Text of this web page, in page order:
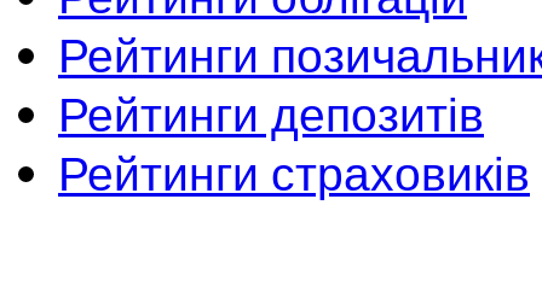
Рейтинги
Рейтинги депозитів
Рейтинги страховиків